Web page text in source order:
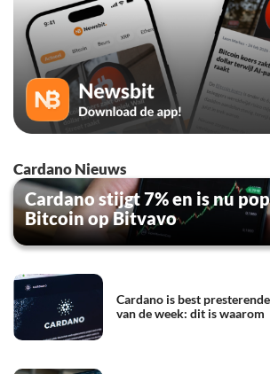
Cardano Nieuws
Cardano stijgt 7% en is nu
Bitcoin op Bitvavo
Cardano is best
van de week: dit is waarom